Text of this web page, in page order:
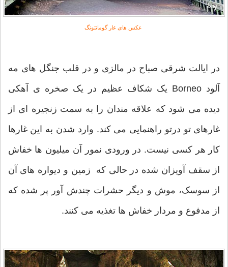
عکس های غار گومانتونگ
در ایالت شرقی صباح در مالزی و در قلب جنگل های مه
آلود Borneo یک شکاف عظیم در یک صخره ی آهکی
دیده می شود که علاقه مندان را به سمت زنجیره ای از
غارهای تو درتو راهنمایی می کند. وارد شدن به این غارها
کار هر کسی نیست. در ورودی نمور آن میلیون ها خفاش
از سقف آویزان شده در حالی که زمین و دیواره های آن
از سوسک، موش و دیگر حشرات چندش آور پر شده که
از مدفوع و مردار خفاش ها تغذیه می کنند.